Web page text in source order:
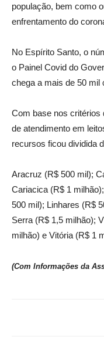
população, bem como
enfrentamento do
No Espírito Santo, o
o Painel Covid do
chega a mais de 50 mil
Com base nos critérios
de atendimento em
recursos ficou dividida
Aracruz (R$ 500 mil);
Cariacica (R$ 1
500 mil); Linhares (R$
Serra (R$ 1,5 milhão);
milhão) e Vitória (R$ 1
(Com Informações da